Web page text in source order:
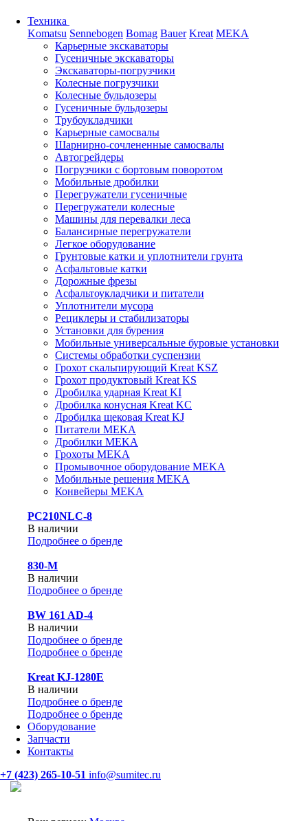
Техника
Komatsu Sennebogen Bomag Bauer Kreat MEKA
Карьерные экскаваторы
Гусеничные экскаваторы
Экскаваторы-погрузчики
Колесные погрузчики
Колесные бульдозеры
Гусеничные бульдозеры
Трубоукладчики
Карьерные самосвалы
Шарнирно-сочлененные cамосвалы
Автогрейдеры
Погрузчики с бортовым поворотом
Мобильные дробилки
Перегружатели гусеничные
Перегружатели колесные
Машины для перевалки леса
Балансирные перегружатели
Легкое оборудование
Грунтовые катки и уплотнители грунта
Асфальтовые катки
Дорожные фрезы
Асфальтоукладчики и питатели
Уплотнители мусора
Рециклеры и стабилизаторы
Установки для бурения
Мобильные универсальные буровые установки
Системы обработки суспензии
Грохот скальпирующий Kreat KSZ
Грохот продуктовый Kreat KS
Дробилка ударная Kreat KI
Дробилка конусная Kreat KC
Дробилка щековая Kreat KJ
Питатели MEKA
Дробилки MEKA
Грохоты MEKA
Промывочное оборудование MEKA
Мобильные решения MEKA
Конвейеры MEKA
PC210NLC-8
В наличии
Подробнее о бренде
830-М
В наличии
Подробнее о бренде
BW 161 AD-4
В наличии
Подробнее о бренде
Подробнее о бренде
Kreat KJ-1280E
В наличии
Подробнее о бренде
Подробнее о бренде
Оборудование
Запчасти
Контакты
+7 (423) 265-10-51 info@sumitec.ru